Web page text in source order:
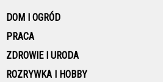
DOM I OGRÓD
PRACA
ZDROWIE I URODA
ROZRYWKA I HOBBY